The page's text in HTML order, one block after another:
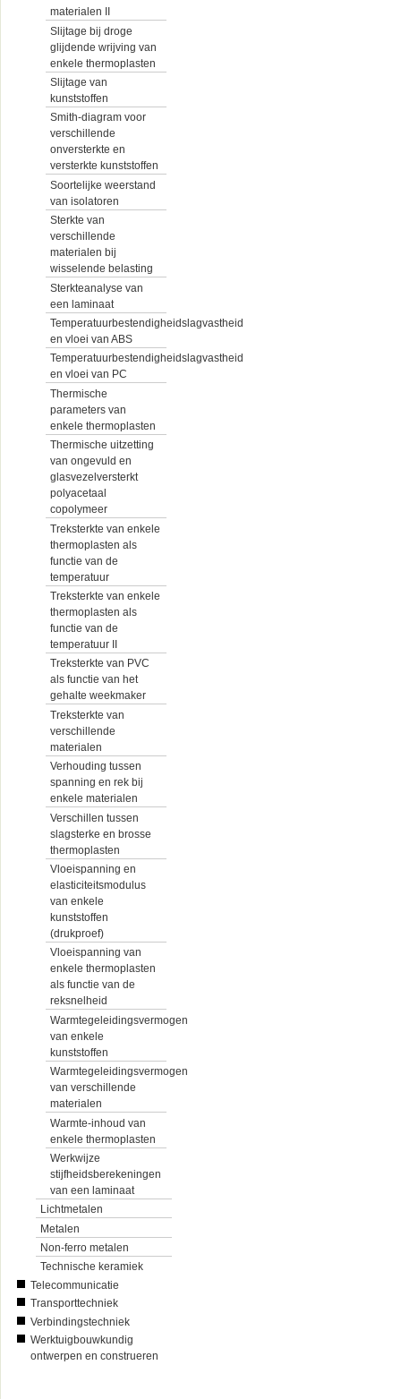
materialen II
Slijtage bij droge
glijdende wrijving van
enkele thermoplasten
Slijtage van
kunststoffen
Smith-diagram voor
verschillende
onversterkte en
versterkte kunststoffen
Soortelijke weerstand
van isolatoren
Sterkte van
verschillende
materialen bij
wisselende belasting
Sterkteanalyse van
een laminaat
Temperatuurbestendigheidslagvastheid
en vloei van ABS
Temperatuurbestendigheidslagvastheid
en vloei van PC
Thermische
parameters van
enkele thermoplasten
Thermische uitzetting
van ongevuld en
glasvezelversterkt
polyacetaal
copolymeer
Treksterkte van enkele
thermoplasten als
functie van de
temperatuur
Treksterkte van enkele
thermoplasten als
functie van de
temperatuur II
Treksterkte van PVC
als functie van het
gehalte weekmaker
Treksterkte van
verschillende
materialen
Verhouding tussen
spanning en rek bij
enkele materialen
Verschillen tussen
slagsterke en brosse
thermoplasten
Vloeispanning en
elasticiteitsmodulus
van enkele
kunststoffen
(drukproef)
Vloeispanning van
enkele thermoplasten
als functie van de
reksnelheid
Warmtegeleidingsvermogen
van enkele
kunststoffen
Warmtegeleidingsvermogen
van verschillende
materialen
Warmte-inhoud van
enkele thermoplasten
Werkwijze
stijfheidsberekeningen
van een laminaat
Lichtmetalen
Metalen
Non-ferro metalen
Technische keramiek
Telecommunicatie
Transporttechniek
Verbindingstechniek
Werktuigbouwkundig
ontwerpen en construeren